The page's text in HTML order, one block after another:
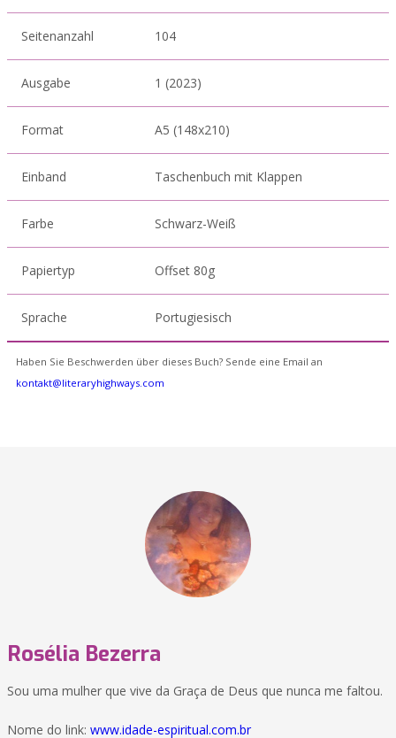
Seitenanzahl 104
Ausgabe 1 (2023)
Format A5 (148x210)
Einband Taschenbuch mit Klappen
Farbe Schwarz-Weiß
Papiertyp Offset 80g
Sprache Portugiesisch
Haben Sie Beschwerden über dieses Buch? Sende eine Email an
kontakt@literaryhighways.com
Rosélia Bezerra
Sou uma mulher que vive da Graça de Deus que nunca me faltou.
Nome do link: www.idade-espiritual.com.br